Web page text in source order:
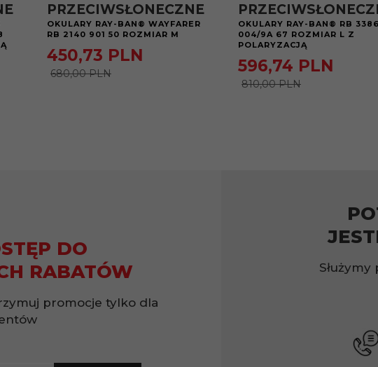
PRZECIWSŁONECZNE
OKULARY RAY-BAN® WAYFARER
RB 2140 901 50 ROZMIAR M
450,73 PLN
680,00 PLN
OKULARY RAY-BAN® RB
004/9A 67 ROZMIAR L Z
POLARYZACJĄ
596,74 PLN
810,00 PLN
DO
RABATÓW
promocje tylko dla